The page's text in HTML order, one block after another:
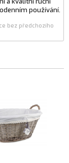
používání.
bez předchozího